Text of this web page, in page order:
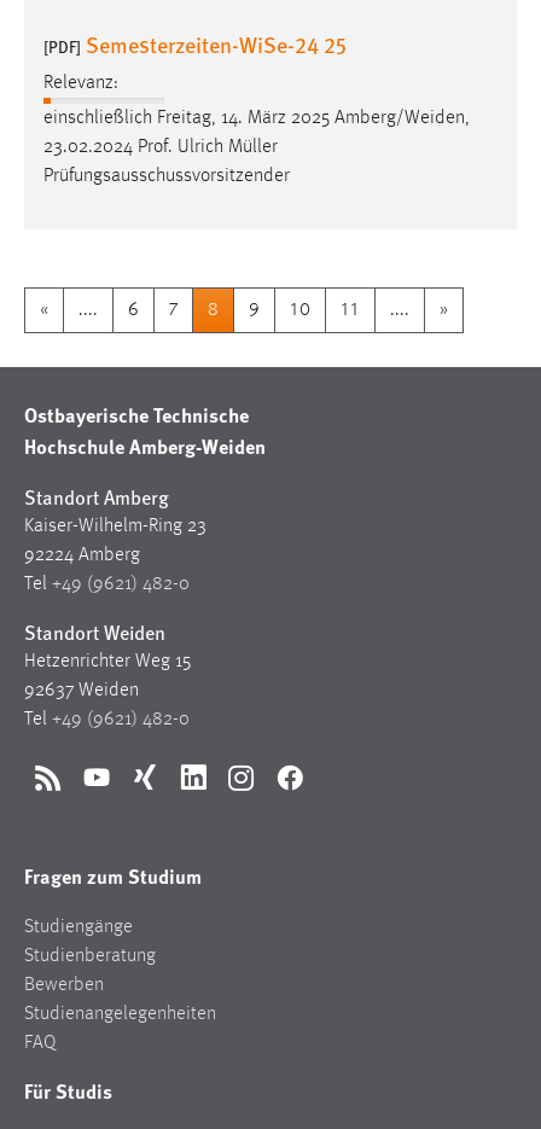
[PDF] Semesterzeiten-WiSe-24 25
Relevanz:
einschließlich Freitag, 14. März 2025 Amberg/Weiden,
23.02.2024 Prof. Ulrich Müller
Prüfungsausschussvorsitzender
« .... 6 7 8 9 10 11 .... »
Ostbayerische Technische
Hochschule Amberg-Weiden
Standort Amberg
Kaiser-Wilhelm-Ring 23
92224 Amberg
Tel +49 (9621) 482-0
Standort Weiden
Hetzenrichter Weg 15
92637 Weiden
Tel +49 (9621) 482-0
RSS YouTubeXing LinkedInInstagramFacebook
Fragen zum Studium
Studiengänge
Studienberatung
Bewerben
Studienangelegenheiten
FAQ
Für Studis